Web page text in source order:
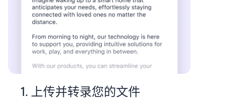
1. 上传并转录您的文件